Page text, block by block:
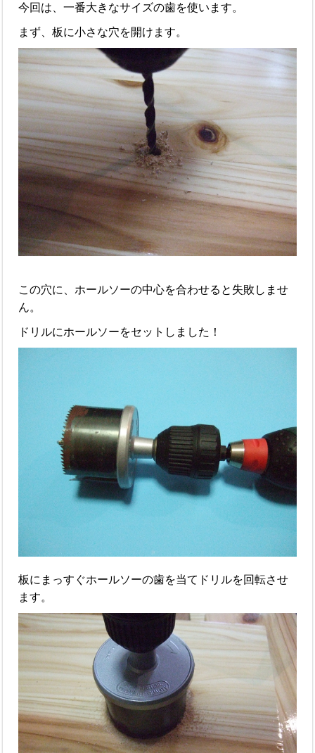
今回は、一番大きなサイズの歯を使います。
まず、板に小さな穴を開けます。
この穴に、ホールソーの中心を合わせると失敗しませ
ん。
ドリルにホールソーをセットしました！
板にまっすぐホールソーの歯を当てドリルを回転させ
ます。